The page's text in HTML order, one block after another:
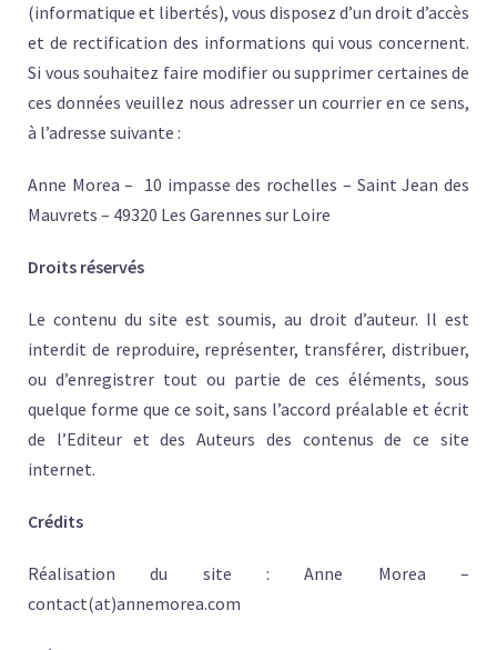
(informatique et libertés), vous disposez d’un droit d’accès
et de rectification des informations qui vous concernent.
Si vous souhaitez faire modifier ou supprimer certaines de
ces données veuillez nous adresser un courrier en ce sens,
à l’adresse suivante :
Anne Morea – 10 impasse des rochelles – Saint Jean des
Mauvrets – 49320 Les Garennes sur Loire
Droits réservés
Le contenu du site est soumis, au droit d’auteur. Il est
interdit de reproduire, représenter, transférer, distribuer,
ou d’enregistrer tout ou partie de ces éléments, sous
quelque forme que ce soit, sans l’accord préalable et écrit
de l’Editeur et des Auteurs des contenus de ce site
internet.
Crédits
Réalisation du site : Anne Morea –
contact(at)annemorea.com